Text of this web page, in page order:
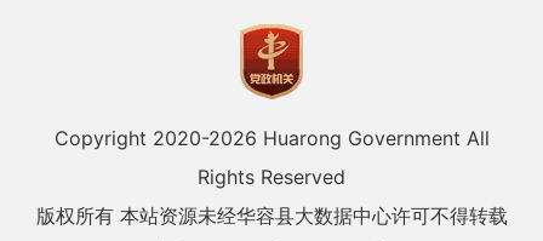
Copyright 2020-2026 Huarong Government All
Rights Reserved
版权所有 本站资源未经华容县大数据中心许可不得转载